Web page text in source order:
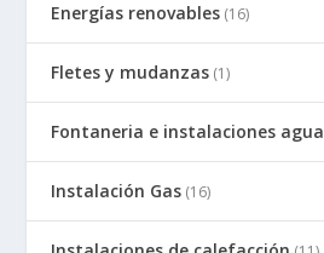
Energías renovables (16)
Fletes y mudanzas (1)
Fontaneria e instalaciones agua
Instalación Gas (16)